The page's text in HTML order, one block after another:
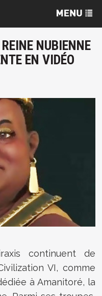
NUBIENNE
EN VIDÉO
continuent de
VI, comme
à Amanitoré, la